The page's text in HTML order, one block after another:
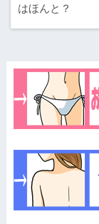
はほんと？